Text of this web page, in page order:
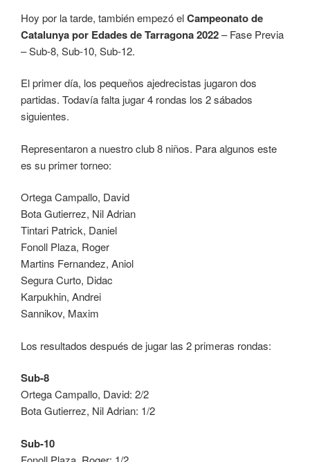
Hoy por la tarde, también empezó elCampeonato de
Catalunya por Edades de Tarragona 2022– Fase Previa
– Sub-8, Sub-10, Sub-12.
El primer día, los pequeños ajedrecistas jugaron dos
partidas. Todavía falta jugar 4 rondas los 2 sábados
siguientes.
Representaron a nuestro club 8 niños. Para algunos este
es su primer torneo:
Ortega Campallo, David
Bota Gutierrez, Nil Adrian
Tintari Patrick, Daniel
Fonoll Plaza, Roger
Martins Fernandez, Aniol
Segura Curto, Didac
Karpukhin, Andrei
Sannikov, Maxim
Los resultados después de jugar las 2 primeras rondas:
Sub-8
Ortega Campallo, David: 2/2
Bota Gutierrez, Nil Adrian: 1/2
Sub-10